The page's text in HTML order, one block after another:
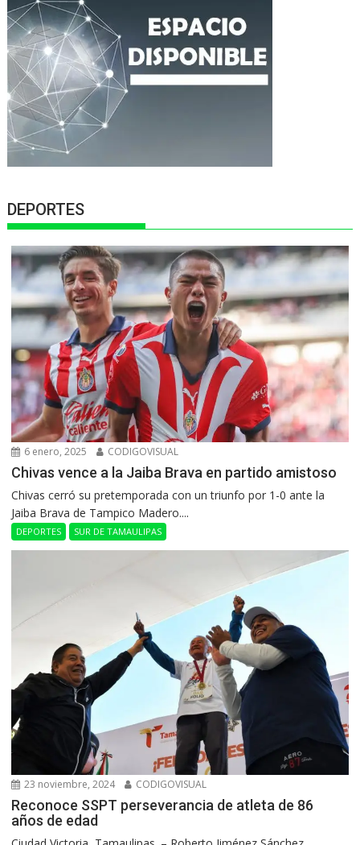
DEPORTES
6 enero, 2025 CODIGOVISUAL
Chivas vence a la Jaiba Brava en partido amistoso
Chivas cerró su pretemporada con un triunfo por 1-0 ante la
Jaiba Brava de Tampico Madero....
DEPORTES SUR DE TAMAULIPAS
23 noviembre, 2024 CODIGOVISUAL
Reconoce SSPT perseverancia de atleta de 86
años de edad